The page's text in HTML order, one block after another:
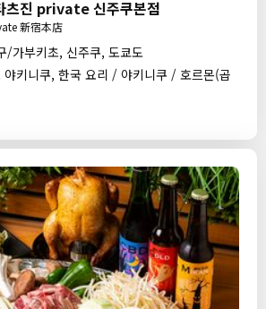
츠진 private 신주쿠본점
新宿本店
/가부키초, 신주쿠, 도쿄도
야키니쿠, 한국 요리 / 야키니쿠 / 호르몬(곱